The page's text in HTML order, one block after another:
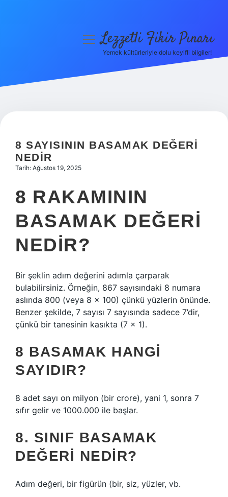
Hakkımızda
menüyüLezzetli Fikir Pınarı
Yemek kültürleriyle dolu keyifli bilgiler!
8 SAYISININ BASAMAK DEĞERI
NEDIR
Tarih: Ağustos 19, 2025
8 RAKAMININ
BASAMAK DEĞERI
NEDIR?
Bir şeklin adım değerini adımla çarparak
bulabilirsiniz. Örneğin, 867 sayısındaki 8 numara
aslında 800 (veya 8 × 100) çünkü yüzlerin önünde.
Benzer şekilde, 7 sayısı 7 sayısında sadece 7’dir,
çünkü bir tanesinin kasıkta (7 × 1).
8 BASAMAK HANGI
SAYIDIR?
8 adet sayı on milyon (bir crore), yani 1, sonra 7
sıfır gelir ve 1000.000 ile başlar.
8. SINIF BASAMAK
DEĞERI NEDIR?
Adım değeri, bir figürün (bir, siz, yüzler, vb.